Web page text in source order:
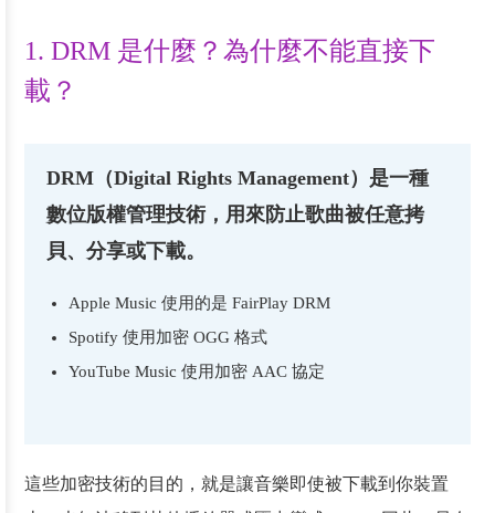
1. DRM 是什麼？為什麼不能直接下
載？
DRM（Digital Rights Management）是一種
數位版權管理技術，用來防止歌曲被任意拷
貝、分享或下載。
Apple Music 使用的是 FairPlay DRM
Spotify 使用加密 OGG 格式
YouTube Music 使用加密 AAC 協定
這些加密技術的目的，就是讓音樂即使被下載到你裝置